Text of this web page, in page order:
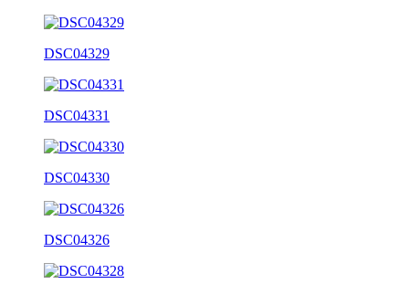
DSC04329
DSC04331
DSC04330
DSC04326